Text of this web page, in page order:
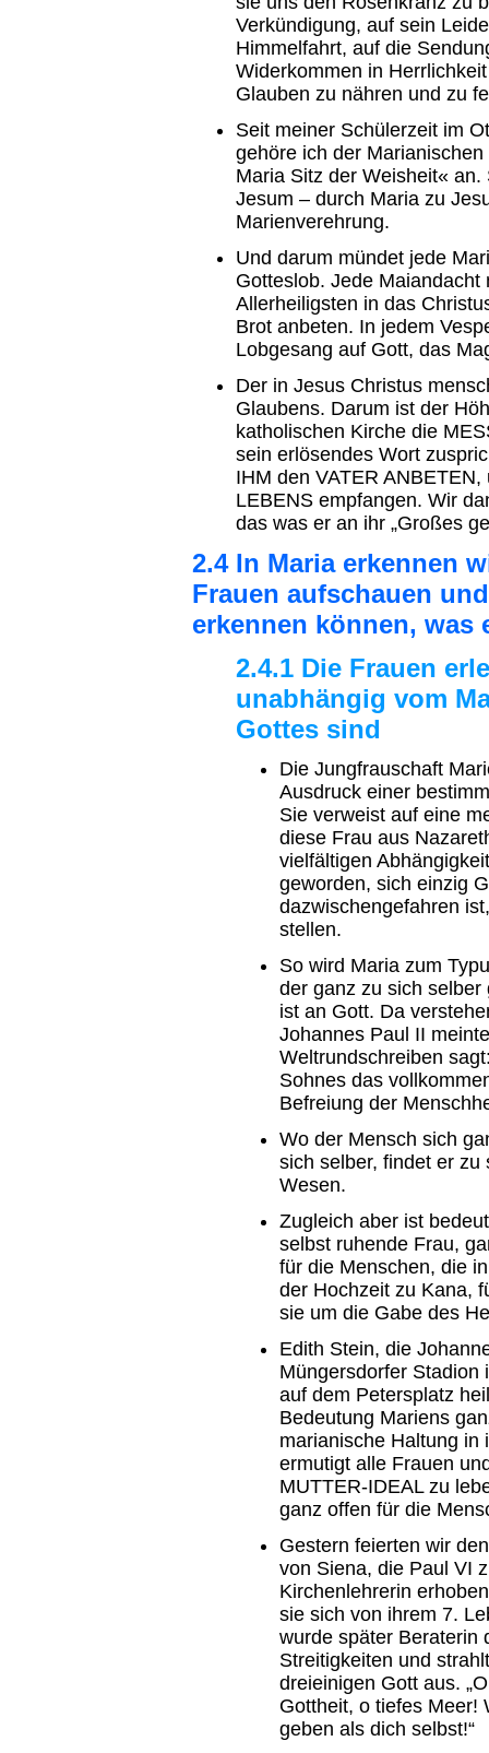
Verkündigung, auf sein
Himmelfahrt, auf die
Widerkommen in
Glauben zu nähren und zu
Seit meiner Schülerzeit im
gehöre ich der
Maria Sitz der Weisheit«
Jesum – durch Maria zu
Marienverehrung.
Und darum mündet jede
Gotteslob. Jede
Allerheiligsten in das
Brot anbeten. In jedem
Lobgesang auf Gott, das
Der in Jesus Christus
Glaubens. Darum ist der
katholischen Kirche die
sein erlösendes Wort
IHM den VATER
LEBENS empfangen. Wir
das was er an ihr „Großes
2.4 In Maria erkennen
Frauen aufschauen
erkennen können, was
2.4.1 Die Frauen
unabhängig vom
Gottes sind
Die Jungfrauschaft
Ausdruck einer
Sie verweist auf eine
diese Frau aus
vielfältigen
geworden, sich einzig
dazwischengefahren
stellen.
So wird Maria zum
der ganz zu sich
ist an Gott. Da
Johannes Paul II
Weltrundschreiben
Sohnes das
Befreiung der
Wo der Mensch sich
sich selber, findet er
Wesen.
Zugleich aber ist
selbst ruhende Frau,
für die Menschen, die
der Hochzeit zu Kana,
sie um die Gabe des
Edith Stein, die
Müngersdorfer Stadion
auf dem Petersplatz
Bedeutung Mariens
marianische Haltung in
ermutigt alle Frauen
MUTTER-IDEAL zu
ganz offen für die
Gestern feierten wir
von Siena, die Paul VI
Kirchenlehrerin
sie sich von ihrem 7.
wurde später Beraterin
Streitigkeiten und
dreieinigen Gott aus.
Gottheit, o tiefes Meer!
geben als dich selbst!“